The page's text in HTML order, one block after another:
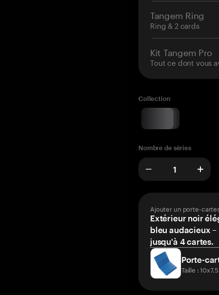
Tangem Ring
Ring & 2 cards
Kit Tangem Pro
Tout ce dont vous
Collection
Nombre de séries
Ajouter un porte-
Extérieur noir
bleu audacieux
jusqu'à 4 cartes.
Porte-
Taille :